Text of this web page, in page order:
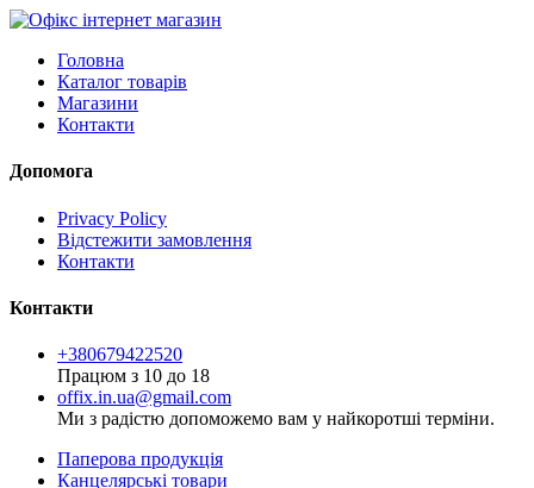
Головна
Каталог товарів
Магазини
Контакти
Допомога
Privacy Policy
Відстежити замовлення
Контакти
Контакти
+380679422520
Працюм з 10 до 18
offix.in.ua@gmail.com
Ми з радістю допоможемо вам у найкоротші терміни.
Паперова продукція
Канцелярські товари